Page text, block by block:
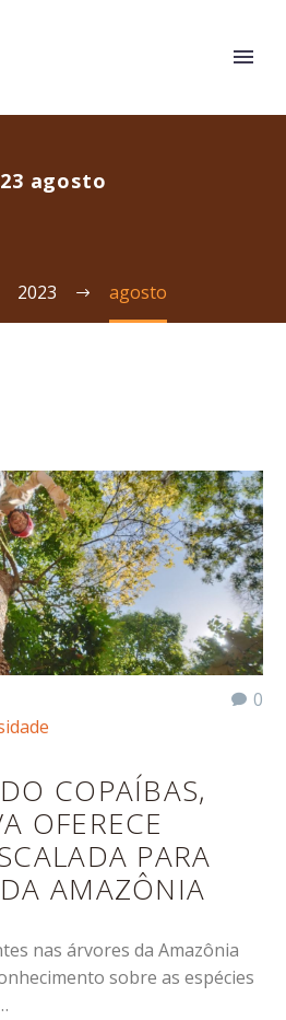
agosto
2023 agosto
0
COPAÍBAS,
OFERECE
PARA
AMAZÔNIA
nas árvores da Amazônia
sobre as espécies